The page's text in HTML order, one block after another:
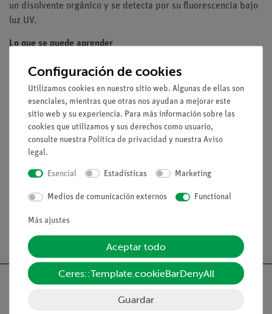
un disolvente orgánico y se detecta por su fluorescencia bajo
luz UV.
Lo que se puede aprender
Separación de la chinina de mezclas líquidas
Detección de la chinina
fluorescencia bajo luz UV
Volumen de suministro
Medios / Descargas
Configuración de cookies
Utilizamos cookies en nuestro sitio web. Algunas de ellas son
esenciales, mientras que otras nos ayudan a mejorar este
sitio web y su experiencia. Para más información sobre las
cookies que utilizamos y sus derechos como usuario,
consulte nuestra Política de privacidad y nuestra Aviso
legal.
Esencial Estadísticas Marketing
Medios de comunicación externos Functional
Más ajustes
Aceptar todo
Ceres::Template.cookieBarDenyAll
Guardar